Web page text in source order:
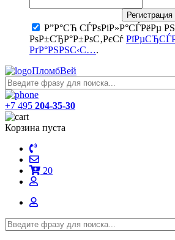
Регистрация
Р”Р°СЋ СЃРѕРіР»Р°СЃРёРµ
РѕР±СЂР°Р±РѕС‚РєСѓ
РґР°РЅРЅС‹С….
ПломбВей
+7 495 204-35-30
Корзина пуста
20